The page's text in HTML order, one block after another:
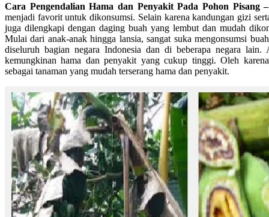
Cara Pengendalian Hama dan Penyakit Pada Pohon Pisang
menjadi favorit untuk dikonsumsi. Selain karena kandungan gizi
juga dilengkapi dengan daging buah yang lembut dan mudah
Mulai dari anak-anak hingga lansia, sangat suka mengonsumsi
diseluruh bagian negara Indonesia dan di beberapa negara
kemungkinan hama dan penyakit yang cukup tinggi. Oleh
sebagai tanaman yang mudah terserang hama dan penyakit.